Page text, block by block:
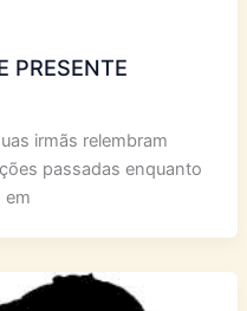
PRESENTE
irmãs relembram
passadas enquanto
em